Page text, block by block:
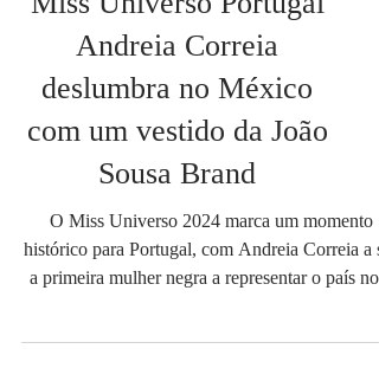
Miss Universo Portugal
Andreia Correia
com um vestido da João